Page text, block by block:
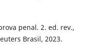
penal. 2. ed. rev.,
Brasil, 2023.